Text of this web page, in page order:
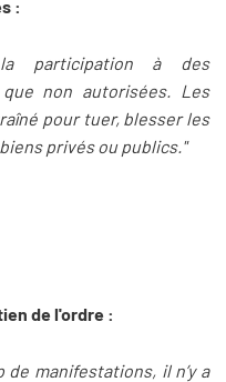
:
participation à des
non autorisées. Les
pour tuer, blesser les
privés ou publics."
de l'ordre :
de manifestations, il n’y a